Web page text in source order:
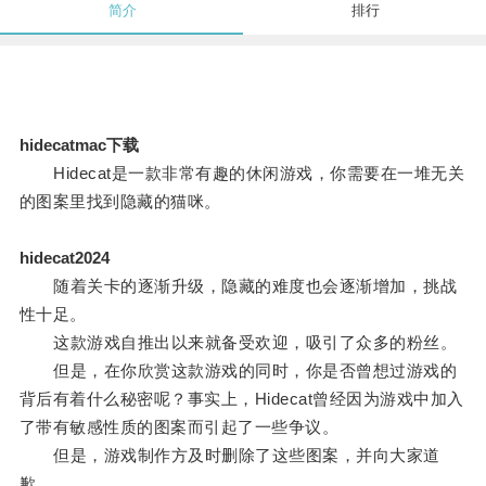
简介 排行
hidecatmac下载
Hidecat是一款非常有趣的休闲游戏，你需要在一堆无关
的图案里找到隐藏的猫咪。
hidecat2024
随着关卡的逐渐升级，隐藏的难度也会逐渐增加，挑战
性十足。
这款游戏自推出以来就备受欢迎，吸引了众多的粉丝。
但是，在你欣赏这款游戏的同时，你是否曾想过游戏的
背后有着什么秘密呢？事实上，Hidecat曾经因为游戏中加入
了带有敏感性质的图案而引起了一些争议。
但是，游戏制作方及时删除了这些图案，并向大家道